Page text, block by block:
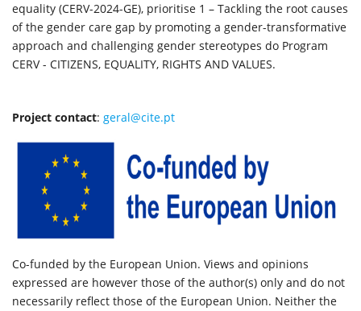
equality (CERV-2024-GE), prioritise 1 – Tackling the root causes
of the gender care gap by promoting a gender-transformative
approach and challenging gender stereotypes do Program
CERV - CITIZENS, EQUALITY, RIGHTS AND VALUES.
Project contact: geral@cite.pt
Co-funded by the European Union. Views and opinions
expressed are however those of the author(s) only and do not
necessarily reflect those of the European Union. Neither the